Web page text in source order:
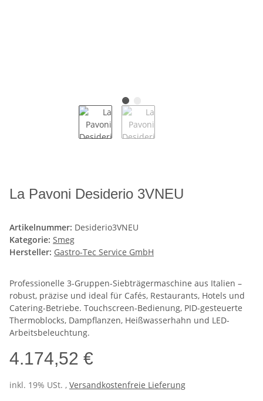
La Pavoni Desiderio 3VNEU
Artikelnummer: Desiderio3VNEU
Kategorie: Smeg
Hersteller: Gastro-Tec Service GmbH
Professionelle 3-Gruppen-Siebträgermaschine aus Italien –
robust, präzise und ideal für Cafés, Restaurants, Hotels und
Catering-Betriebe. Touchscreen-Bedienung, PID-gesteuerte
Thermoblocks, Dampflanzen, Heißwasserhahn und LED-
Arbeitsbeleuchtung.
4.174,52 €
inkl. 19% USt. , Versandkostenfreie Lieferung